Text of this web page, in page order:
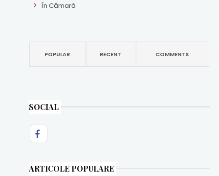
În Cămară
POPULAR RECENT COMMENTS
SOCIAL
ARTICOLE POPULARE